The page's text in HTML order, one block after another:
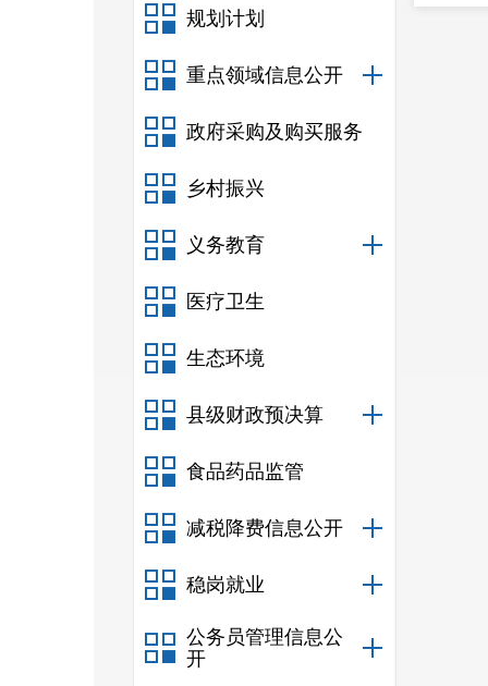
规划计划
重点领域信息公开
政府采购及购买服务
乡村振兴
义务教育
医疗卫生
生态环境
县级财政预决算
食品药品监管
减税降费信息公开
稳岗就业
公务员管理信息公
开